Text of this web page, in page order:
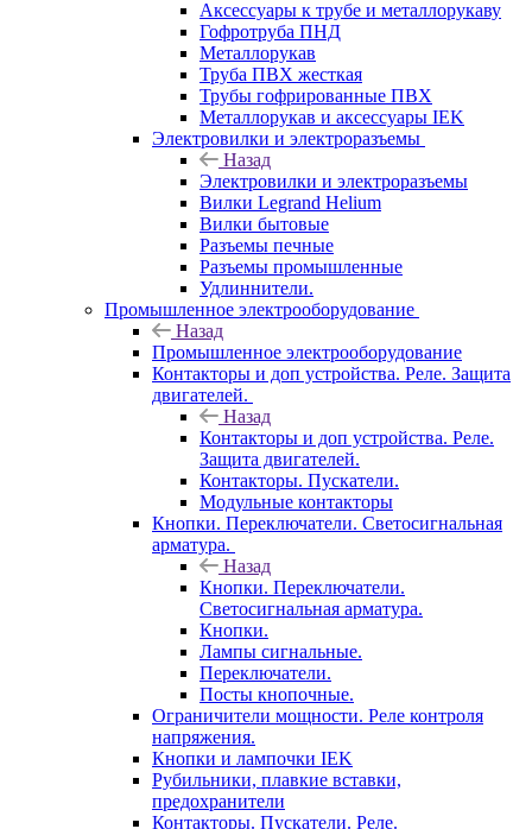
Аксессуары к трубе и металлорукаву
Гофротруба ПНД
Металлорукав
Труба ПВХ жесткая
Трубы гофрированные ПВХ
Металлорукав и аксессуары IEK
Электровилки и электроразъемы
Назад
Электровилки и электроразъемы
Вилки Legrand Helium
Вилки бытовые
Разъемы печные
Разъемы промышленные
Удлиннители.
Промышленное электрооборудование
Назад
Промышленное электрооборудование
Контакторы и доп устройства. Реле. Защита
двигателей.
Назад
Контакторы и доп устройства. Реле.
Защита двигателей.
Контакторы. Пускатели.
Модульные контакторы
Кнопки. Переключатели. Светосигнальная
арматура.
Назад
Кнопки. Переключатели.
Светосигнальная арматура.
Кнопки.
Лампы сигнальные.
Переключатели.
Посты кнопочные.
Ограничители мощности. Реле контроля
напряжения.
Кнопки и лампочки IEK
Рубильники, плавкие вставки,
предохранители
Контакторы. Пускатели. Реле.